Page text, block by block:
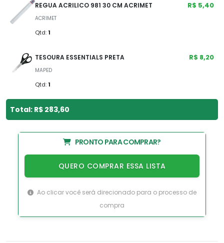
REGUA ACRILICO 981 30 CM ACRIMET
ACRIMET
Qtd: 1
R$ 5,40
TESOURA ESSENTIALS PRETA
MAPED
Qtd: 1
R$ 8,20
Total: R$ 283,60
PRONTO PARA COMPRAR?
QUERO COMPRAR ESSA LISTA
Ao clicar você será direcionado para o processo de
compra